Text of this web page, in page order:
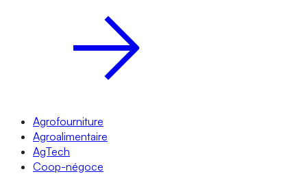
Agrofourniture
Agroalimentaire
AgTech
Coop-négoce